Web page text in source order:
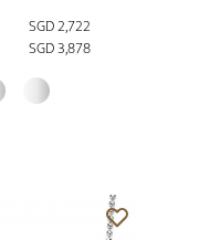
SGD 2,722
SGD 3,878